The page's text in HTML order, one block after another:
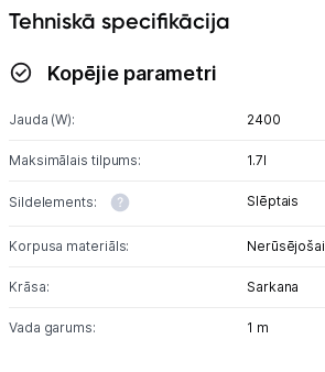
Tehniskā specifikācija
Kopējie parametri
Jauda (W): 2400
Maksimālais tilpums: 1.7l
Sildelements: Slēptais
Korpusa materiāls:
Krāsa: Sarkana
Vada garums: 1 m